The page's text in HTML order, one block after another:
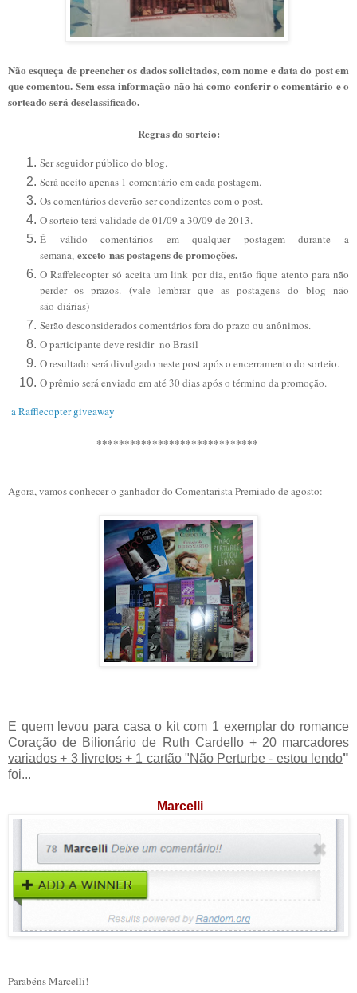
Não esqueça de preencher os dados solicitados, com nome e data do post em
que comentou. Sem essa informação não há como conferir o comentário e o
sorteado será desclassificado.
Regras do sorteio:
Ser seguidor público do blog.
Será aceito apenas 1 comentário em cada postagem.
Os comentários deverão ser condizentes com o post.
O sorteio terá validade de 01/09 a 30/09 de 2013.
É válido comentários em qualquer postagem durante a
semana, exceto nas postagens de promoções.
O Raffelecopter só aceita um link por dia, então fique atento para não
perder os prazos. (vale lembrar que as postagens do blog não
são diárias)
Serão desconsiderados comentários fora do prazo ou anônimos.
O participante deve residir no Brasil
O resultado será divulgado neste post após o encerramento do sorteio.
O prêmio será enviado em até 30 dias após o término da promoção.
a Rafflecopter giveaway
*****************************
Agora, vamos conhecer o ganhador do Comentarista Premiado de agosto:
E quem levou para casa o kit com 1 exemplar do romance
Coração de Bilionário de Ruth Cardello+ 20 marcadores
variados + 3 livretos + 1 cartão "Não Perturbe - estou lendo"
foi...
Marcelli
Parabéns Marcelli!